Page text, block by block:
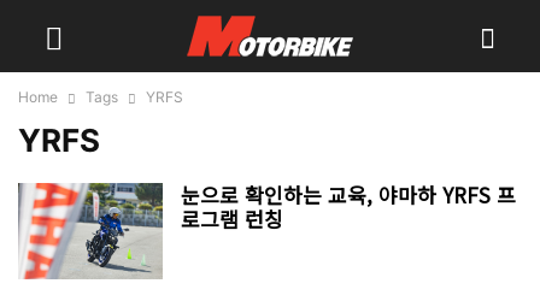
Home Tags YRFS
YRFS
눈으로 확인하는 교육, 야마하 YRFS 프
로그램 런칭